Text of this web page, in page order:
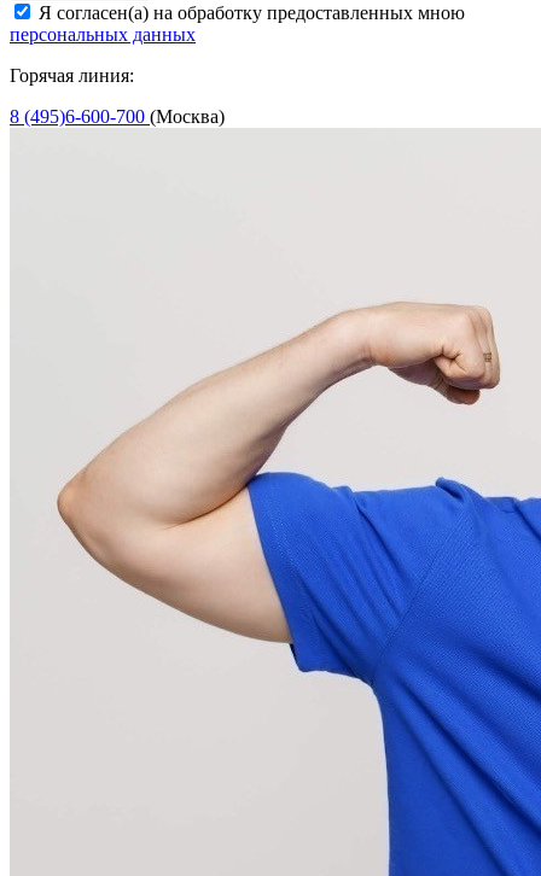
Я согласен(а) на обработку предоставленных мною
персональных данных
Горячая линия:
8 (495)6-600-700 (Москва)